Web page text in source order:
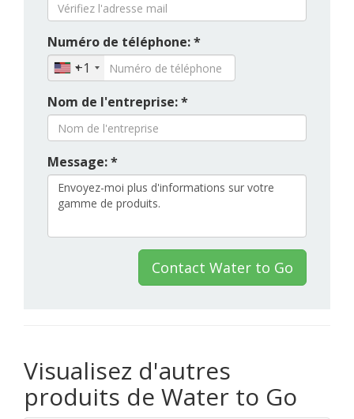
Numéro de téléphone: *
+1
Nom de l'entreprise: *
Message: *
Contact Water to Go
Visualisez d'autres
produits de Water to Go